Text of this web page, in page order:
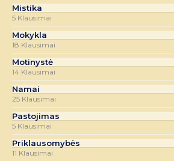
Mistika
5 Klausimai
Mokykla
18 Klausimai
Motinystė
14 Klausimai
Namai
25 Klausimai
Pastojimas
5 Klausimai
Priklausomybės
11 Klausimai